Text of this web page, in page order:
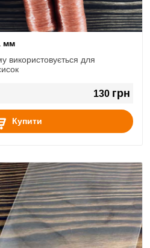
мм
використовується для
130 грн
Купити